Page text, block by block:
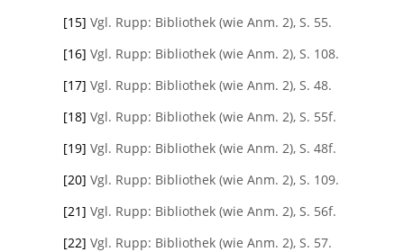
[15] Vgl. Rupp: Bibliothek (wie Anm. 2), S. 55.
[16] Vgl. Rupp: Bibliothek (wie Anm. 2), S. 108.
[17] Vgl. Rupp: Bibliothek (wie Anm. 2), S. 48.
[18] Vgl. Rupp: Bibliothek (wie Anm. 2), S. 55f.
[19] Vgl. Rupp: Bibliothek (wie Anm. 2), S. 48f.
[20] Vgl. Rupp: Bibliothek (wie Anm. 2), S. 109.
[21] Vgl. Rupp: Bibliothek (wie Anm. 2), S. 56f.
[22] Vgl. Rupp: Bibliothek (wie Anm. 2), S. 57.